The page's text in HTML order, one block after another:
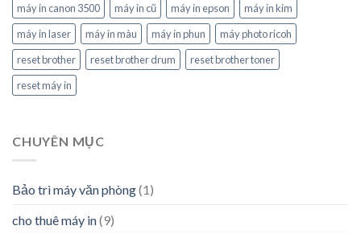
máy in canon 3500
máy in cũ máy in epson
máy in kim
máy in laser
máy in màu máy in phun
máy photo ricoh
reset brother
reset brother drum
reset brother toner
reset máy in
CHUYÊN MỤC
Bảo trì máy văn phòng(1)
cho thuê máy in(9)